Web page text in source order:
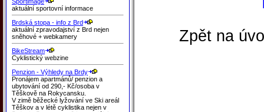
aktuální sportovní informace
Brdská stopa - info z Brd
aktuální zpravodajství z Brd nejen
sněhové + webkamery
BikeStream
Cyklistický webzine
Penzion - Výhledy na Brdy
Pronájem apartmánů/ penzion a
ubytování od 290,- Kč/osoba v
Těškově na Rokycansku.
V zimě běžecké lyžování ve Ski areál
Těškov a v létě cyklistika nejen v
Zpět na